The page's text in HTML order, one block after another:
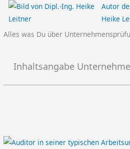
Autor
Heike
Alles was Du über
Inhaltsangabe